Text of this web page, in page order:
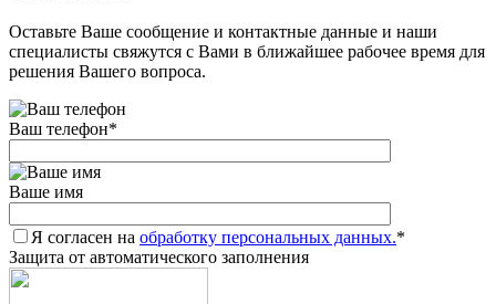
Оставьте Ваше сообщение и контактные данные и наши
специалисты свяжутся с Вами в ближайшее рабочее время для
решения Вашего вопроса.
Ваш телефон*
Ваше имя
Я согласен на обработку персональных данных.*
Защита от автоматического заполнения